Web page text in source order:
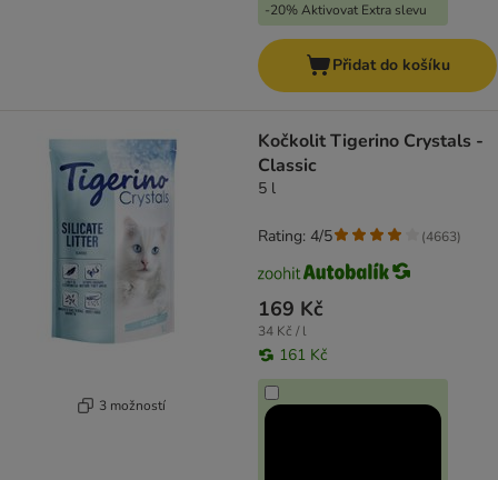
-20% Aktivovat Extra slevu
Přidat do košíku
3 možností
Kočkolit Tigerino Crystals -
Classic
5 l
169 Kč
34 Kč / l
161 Kč
Rating: 4/5 (4663)